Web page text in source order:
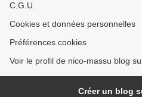
C.G.U.
Cookies et données personnelles
Préférences cookies
Voir le profil de nico-massu blog
Créer un blog